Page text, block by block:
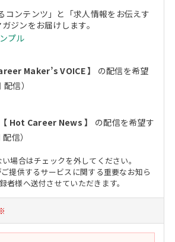
コンテンツ」と「求人情報をお伝えす
ジンをお届けします。
プル
Maker’s VOICE 】
の配信を希望
信）
Hot Career News 】
の配信を希望す
信）
場合はチェックを外してください。
提供するサービスに関する重要なお知ら
者様へ送付させていただきます。